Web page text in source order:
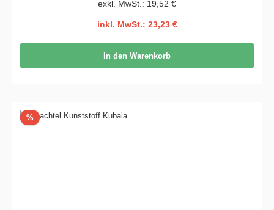
exkl. MwSt.: 19,52 €
inkl. MwSt.: 23,23 €
In den Warenkorb
%Rabatt